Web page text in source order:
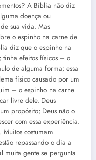
A Bíblia não diz
doença ou
sua vida. Mas
o espinho na carne de
diz que o espinho na
tinha efeitos físicos – o
de alguma forma; essa
físico causado por um
– o espinho na carne
livre dele. Deus
propósito; Deus não o
com essa experiência.
costumam
repassando o dia a
gente se pergunta